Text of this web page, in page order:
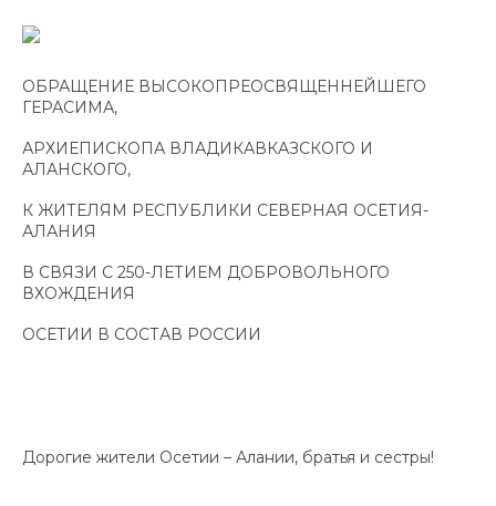
ОБРАЩЕНИЕ ВЫСОКОПРЕОСВЯЩЕННЕЙШЕГО
ГЕРАСИМА,
АРХИЕПИСКОПА ВЛАДИКАВКАЗСКОГО И
АЛАНСКОГО,
К ЖИТЕЛЯМ РЕСПУБЛИКИ СЕВЕРНАЯ ОСЕТИЯ-
АЛАНИЯ
В СВЯЗИ С 250-ЛЕТИЕМ ДОБРОВОЛЬНОГО
ВХОЖДЕНИЯ
ОСЕТИИ В СОСТАВ РОССИИ
Дорогие жители Осетии – Алании, братья и сестры!